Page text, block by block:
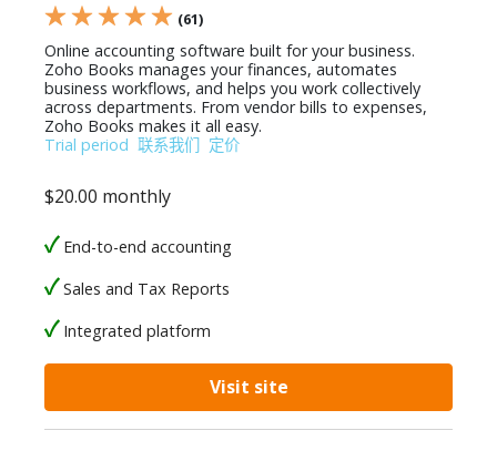
★ ★ ★ ★ ★ (61)
Online accounting software built for your business.
Zoho Books manages your finances, automates
business workflows, and helps you work collectively
across departments. From vendor bills to expenses,
Zoho Books makes it all easy.
Trial period 联系我们 定价
$20.00 monthly
End-to-end accounting
Sales and Tax Reports
Integrated platform
Visit site